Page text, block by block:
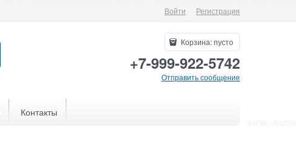
Войти Регистрация
Корзина:пусто
+7-999-922-5742
Отправить сообщение
Контакты